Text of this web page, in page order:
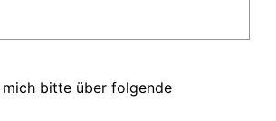
bitte über folgende